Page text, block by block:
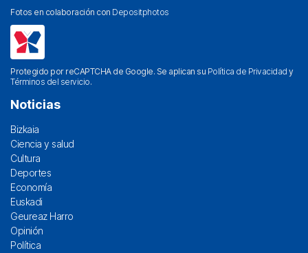
Fotos en colaboración con Depositphotos
Protegido por reCAPTCHA de Google. Se aplican su Política de Privacidad y
Términos del servicio.
Noticias
Bizkaia
Ciencia y salud
Cultura
Deportes
Economía
Euskadi
Geureaz Harro
Opinión
Política